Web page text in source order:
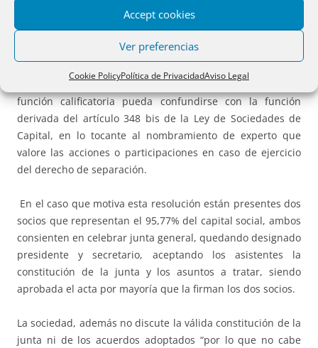
Accept cookies
Ver preferencias
Cookie PolicyPolítica de PrivacidadAviso Legal
constitución de la junta, y sus acuerdos quedaron
plasmados en el acta a que se refiere el artículo 202 de la
Ley de Sociedades de Capital. Cuestión distinta es que si
registrador deberá calificar su legalidad, pero sin que esta
función calificatoria pueda confundirse con la función
derivada del artículo 348 bis de la Ley de Sociedades de
Capital, en lo tocante al nombramiento de experto que
valore las acciones o participaciones en caso de ejercicio
del derecho de separación.
En el caso que motiva esta resolución están presentes dos
socios que representan el 95,77% del capital social, ambos
consienten en celebrar junta general, quedando designado
presidente y secretario, aceptando los asistentes la
constitución de la junta y los asuntos a tratar, siendo
aprobada el acta por mayoría que la firman los dos socios.
La sociedad, además no discute la válida constitución de la
junta ni de los acuerdos adoptados “por lo que no cabe